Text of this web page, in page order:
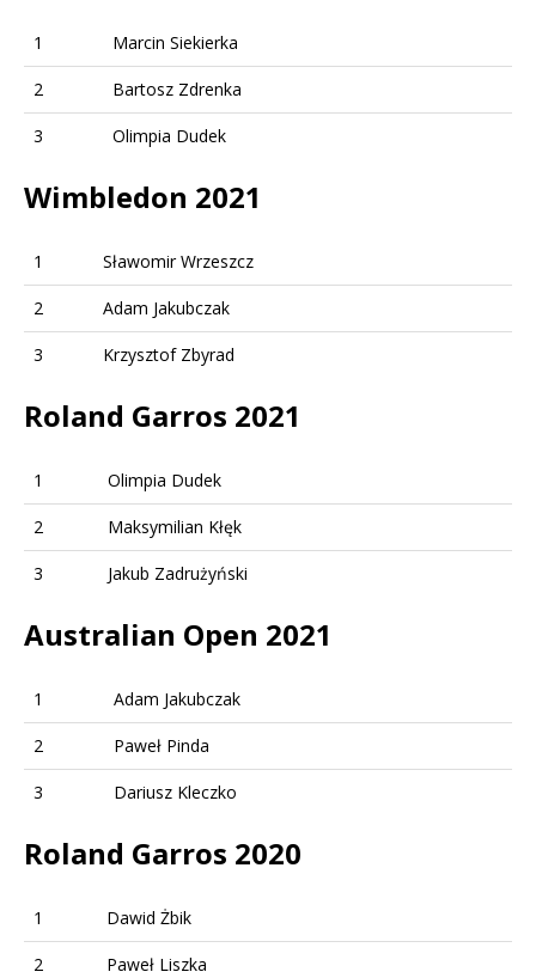
1 Marcin Siekierka
2 Bartosz Zdrenka
3 Olimpia Dudek
Wimbledon 2021
1 Sławomir Wrzeszcz
2 Adam Jakubczak
3 Krzysztof Zbyrad
Roland Garros 2021
1 Olimpia Dudek
2 Maksymilian Kłęk
3 Jakub Zadrużyński
Australian Open 2021
1 Adam Jakubczak
2 Paweł Pinda
3 Dariusz Kleczko
Roland Garros 2020
1 Dawid Żbik
2 Paweł Liszka